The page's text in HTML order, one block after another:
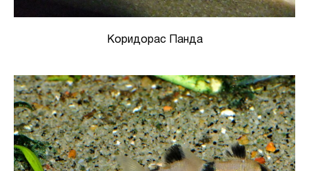
Коридорас Панда